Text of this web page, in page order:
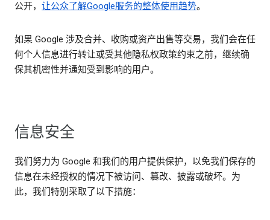
公开， 让公众了解Google服务的整体使用趋势。
如果 Google 涉及合并、收购或资产出售等交易，我们会在任
何个人信息进行转让或受其他隐私权政策约束之前，继续确
保其机密性并通知受到影响的用户。
信息安全
我们努力为 Google 和我们的用户提供保护，以免我们保存的
信息在未经授权的情况下被访问、篡改、披露或破坏。为
此，我们特别采取了以下措施：